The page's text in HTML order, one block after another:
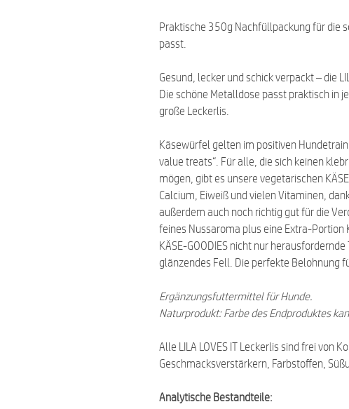
Praktische 350g Nachfüllpackung für die
passt.
Gesund, lecker und schick verpackt – die
Die schöne Metalldose passt praktisch in
große Leckerlis.
Käsewürfel gelten im positiven
value treats“. Für alle, die sich keinen
mögen, gibt es unsere vegetarischen
Calcium, Eiweiß und vielen Vitaminen,
außerdem auch noch richtig gut für die
feines Nussaroma plus eine Extra-
KÄSE-GOODIES nicht nur
glänzendes Fell. Die perfekte Belohnung
Ergänzungsfuttermittel für Hunde.
Naturprodukt: Farbe des Endproduktes
Alle LILA LOVES IT Leckerlis sind frei von
Geschmacksverstärkern, Farbstoffen,
Analytische Bestandteile: